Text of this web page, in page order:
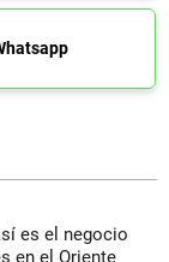
es el negocio
en el Oriente